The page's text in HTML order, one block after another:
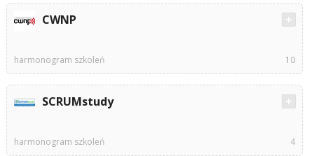
CWNP
harmonogram szkoleń 10
SCRUMstudy
harmonogram szkoleń 4